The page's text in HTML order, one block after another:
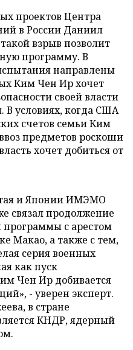
проектов Центра
в России Даниил
взрыв позволит
программу. В
направлены
Ким Чен Ир хочет
своей власти
условиях, когда США
счетов семьи Ким
предметов роскоши
хочет добиться от
и Японии ИМЭМО
связал продолжение
программы с арестом
Макао, а также с тем,
серия военных
как пуск
Чен Ир добивается
- уверен эксперт.
в стране
КНДР, ядерный